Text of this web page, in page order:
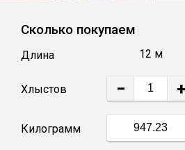
Квадрат
Труба профильная
Катанка
Сколько покупаем
Длина 12 м
Хлыстов − +
Килограмм